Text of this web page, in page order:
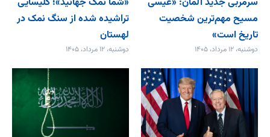
مسیح مهم‌ترین شخصیت
تاریخ است»
دوشنبه، ۱۲ مرداد، ۱۴۰۵
تراشیده شده از سنگ نمک در
لهستان
دوشنبه، ۱۲ مرداد، ۱۴۰۵